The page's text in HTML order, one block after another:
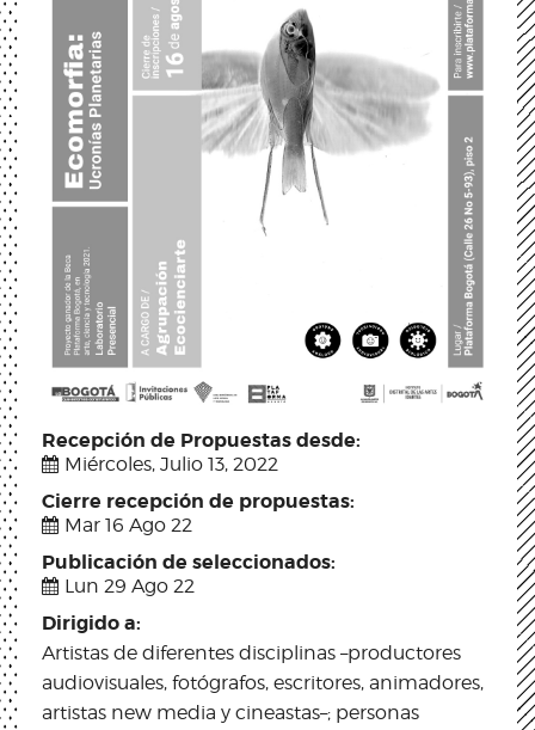
Recepción de Propuestas desde:
Miércoles, Julio 13, 2022
Cierre recepción de propuestas:
Mar 16 Ago 22
Publicación de seleccionados:
Lun 29 Ago 22
Dirigido a:
Artistas de diferentes disciplinas –productores
audiovisuales, fotógrafos, escritores, animadores,
artistas new media y cineastas–; personas